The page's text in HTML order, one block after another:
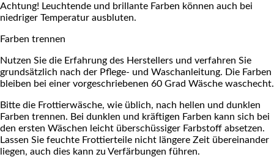
Achtung! Leuchtende und brillante Farben können auch bei
niedriger Temperatur ausbluten.
Farben trennen
Nutzen Sie die Erfahrung des Herstellers und verfahren Sie
grundsätzlich nach der Pflege- und Waschanleitung. Die Farben
bleiben bei einer vorgeschriebenen 60 Grad Wäsche waschecht.
Bitte die Frottierwäsche, wie üblich, nach hellen und dunklen
Farben trennen. Bei dunklen und kräftigen Farben kann sich bei
den ersten Wäschen leicht überschüssiger Farbstoff absetzen.
Lassen Sie feuchte Frottierteile nicht längere Zeit übereinander
liegen, auch dies kann zu Verfärbungen führen.